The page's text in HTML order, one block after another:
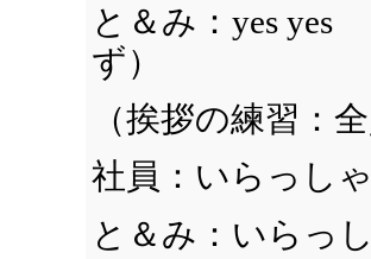
と＆み：yes
ず）
（挨拶の練習：
社員：いらっし
と＆み：いらっ